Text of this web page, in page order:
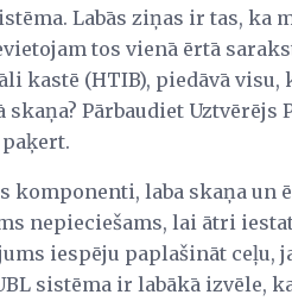
Labās ziņas ir tas, ka
tos vienā ērtā
kastē (HTIB), piedāvā
skaņa? Pārbaudiet
komponenti, laba skaņa un
nepieciešams, lai ātri
iespēju paplašināt ceļu,
sistēma ir labākā